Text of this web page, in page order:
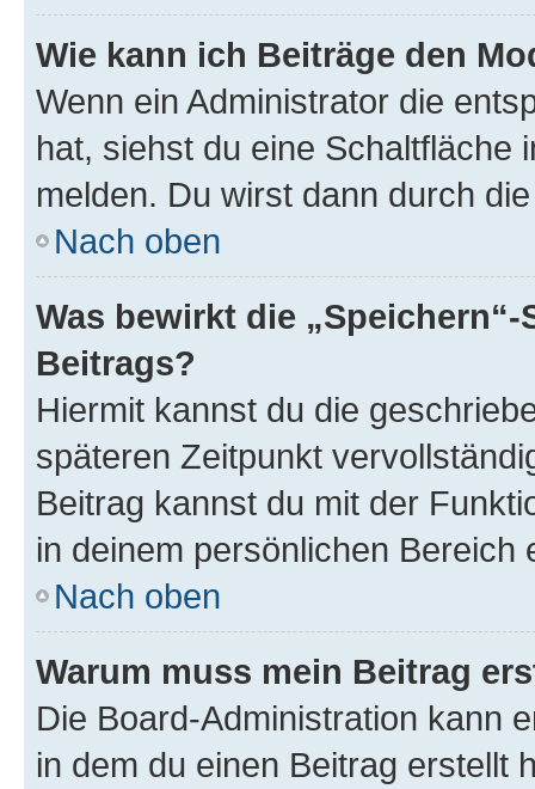
Wie kann ich Beiträge den
Wenn ein Administrator die
hat, siehst du eine Schaltfläche
melden. Du wirst dann durch
Nach oben
Was bewirkt die
Beitrags?
Hiermit kannst du die
späteren Zeitpunkt
Beitrag kannst du mit der
in deinem persönlichen Bereich
Nach oben
Warum muss mein Beitrag
Die Board-Administration kann
in dem du einen Beitrag erstellt